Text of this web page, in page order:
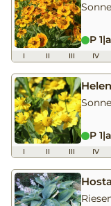
P 1|
I II III IV
P 1|
I II III IV